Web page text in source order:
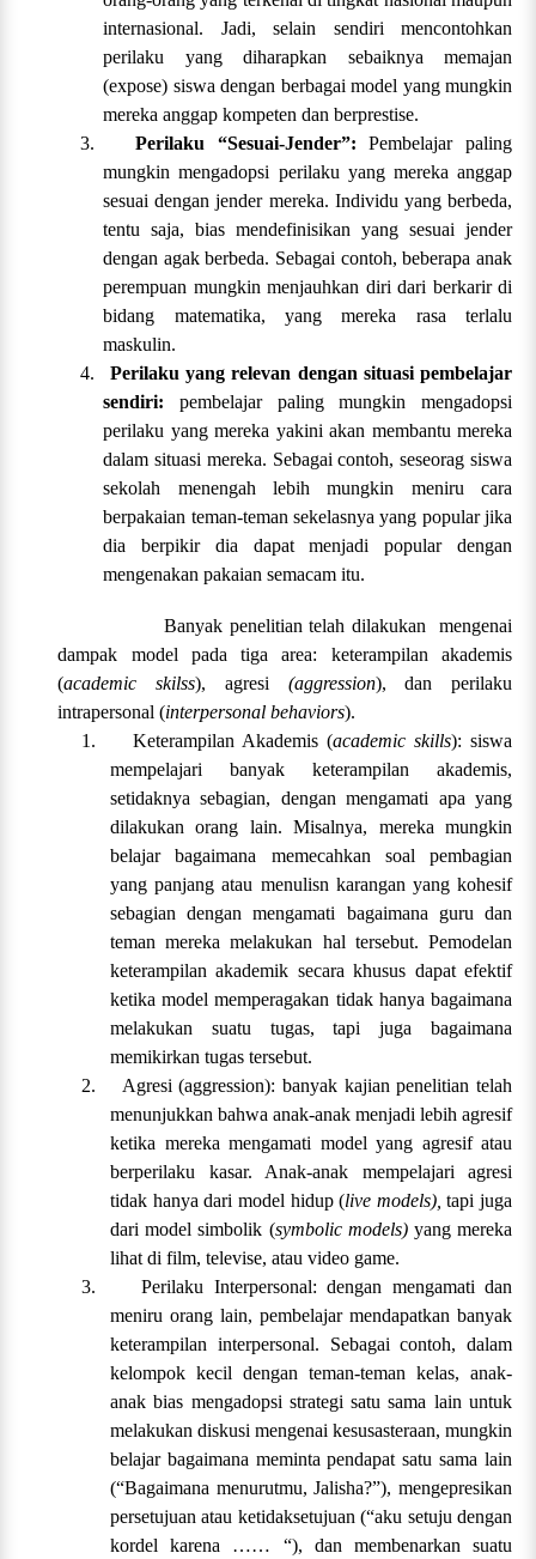
internasional. Jadi, selain sendiri mencontohkan
perilaku yang diharapkan sebaiknya memajan
(expose) siswa dengan berbagai model yang mungkin
mereka anggap kompeten dan berprestise.
3.
Perilaku “Sesuai-Jender”:Pembelajar paling
mungkin mengadopsi perilaku yang mereka anggap
sesuai dengan jender mereka. Individu yang berbeda,
tentu saja, bias mendefinisikan yang sesuai jender
dengan agak berbeda. Sebagai contoh, beberapa anak
perempuan mungkin menjauhkan diri dari berkarir di
bidang matematika, yang mereka rasa terlalu
maskulin.
4.
Perilaku yang relevan dengan situasi pembelajar
sendiri: pembelajar paling mungkin mengadopsi
perilaku yang mereka yakini akan membantu mereka
dalam situasi mereka. Sebagai contoh, seseorag siswa
sekolah menengah lebih mungkin meniru cara
berpakaian teman-teman sekelasnya yang popular jika
dia berpikir dia dapat menjadi popular dengan
mengenakan pakaian semacam itu.
Banyak penelitian telah dilakukan mengenai
dampak model pada tiga area: keterampilan akademis
(academic skilss), agresi (aggression), dan perilaku
intrapersonal (interpersonal behaviors).
1.
Keterampilan Akademis (academic skills): siswa
mempelajari banyak keterampilan akademis,
setidaknya sebagian, dengan mengamati apa yang
dilakukan orang lain. Misalnya, mereka mungkin
belajar bagaimana memecahkan soal pembagian
yang panjang atau menulisn karangan yang kohesif
sebagian dengan mengamati bagaimana guru dan
teman mereka melakukan hal tersebut. Pemodelan
keterampilan akademik secara khusus dapat efektif
ketika model memperagakan tidak hanya bagaimana
melakukan suatu tugas, tapi juga bagaimana
memikirkan tugas tersebut.
2.
Agresi (aggression): banyak kajian penelitian telah
menunjukkan bahwa anak-anak menjadi lebih agresif
ketika mereka mengamati model yang agresif atau
berperilaku kasar. Anak-anak mempelajari agresi
tidak hanya dari model hidup (live models),tapi juga
dari model simbolik (symbolic models) yang mereka
lihat di film, televise, atau video game.
3.
Perilaku Interpersonal: dengan mengamati dan
meniru orang lain, pembelajar mendapatkan banyak
keterampilan interpersonal. Sebagai contoh, dalam
kelompok kecil dengan teman-teman kelas, anak-
anak bias mengadopsi strategi satu sama lain untuk
melakukan diskusi mengenai kesusasteraan, mungkin
belajar bagaimana meminta pendapat satu sama lain
(“Bagaimana menurutmu, Jalisha?”), mengepresikan
persetujuan atau ketidaksetujuan (“aku setuju dengan
kordel karena …… “), dan membenarkan suatu